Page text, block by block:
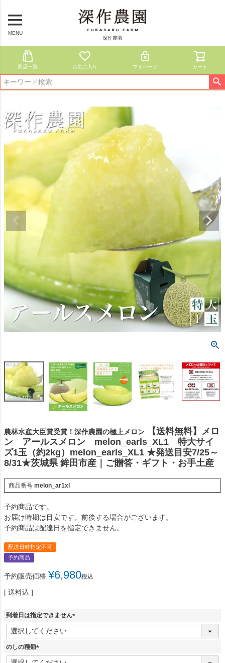
MENU
深作農園
商品一覧 お気に入り マイページ カート
農林水産大臣賞受賞！深作農園の極上メロン
【送料無料】メロ
ン アールスメロン melon_earls_XL1 特大サイ
ズ1玉（約2kg）melon_earls_XL1 ★発送目安7/25～
8/31★茨城県 鉾田市産｜ご贈答・ギフト・お手土産
商品番号 melon_ar1xl
予約商品です。
お届け時期は目安です。前後する場合がございます。
予約商品は配達日を指定できません。
配送日時指定不可
予約商品
予約販売価格 ¥6,980税込
送料込
到着日は指定できません
(
のしの種類
(